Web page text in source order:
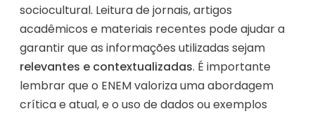
sociocultural. Leitura de jornais, artigos
acadêmicos e materiais recentes pode ajudar a
garantir que as informações utilizadas sejam
relevantes e contextualizadas. É importante
lembrar que o ENEM valoriza uma abordagem
crítica e atual, e o uso de dados ou exemplos